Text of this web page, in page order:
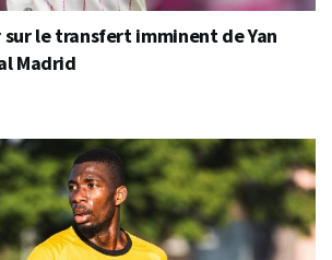
sur le transfert imminent de Yan
Madrid